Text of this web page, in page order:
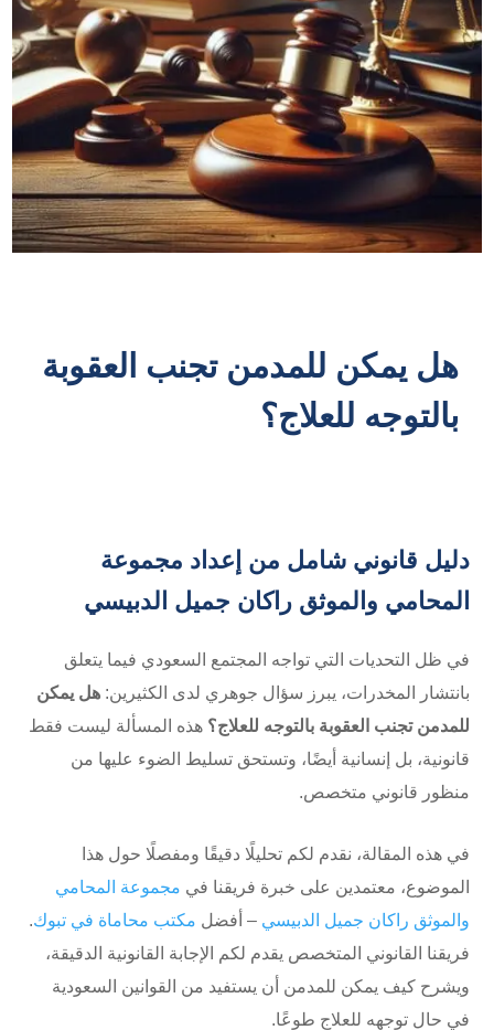
هل يمكن للمدمن تجنب العقوبة
بالتوجه للعلاج؟
دليل قانوني شامل من إعداد مجموعة
المحامي والموثق راكان جميل الدبيسي
في ظل التحديات التي تواجه المجتمع السعودي فيما يتعلق
بانتشار المخدرات، يبرز سؤال جوهري لدى الكثيرين:هل يمكن
للمدمن تجنب العقوبة بالتوجه للعلاج؟ هذه المسألة ليست فقط
قانونية، بل إنسانية أيضًا، وتستحق تسليط الضوء عليها من
منظور قانوني متخصص.
في هذه المقالة، نقدم لكم تحليلًا دقيقًا ومفصلًا حول هذا
الموضوع، معتمدين على خبرة فريقنا في مجموعة المحامي
والموثق راكان جميل الدبيسي – أفضل مكتب محاماة في تبوك.
فريقنا القانوني المتخصص يقدم لكم الإجابة القانونية الدقيقة،
ويشرح كيف يمكن للمدمن أن يستفيد من القوانين السعودية
في حال توجهه للعلاج طوعًا.